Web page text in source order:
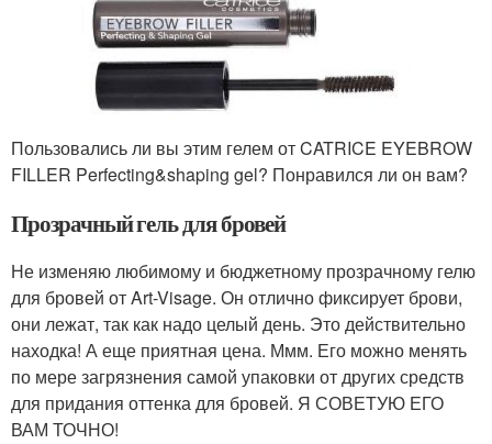
Пользовались ли вы этим гелем от CATRICE EYEBROW
FILLER Perfecting&shaping gel? Понравился ли он вам?
Прозрачный гель для бровей
Не изменяю любимому и бюджетному прозрачному гелю
для бровей от Art-Visage. Он отлично фиксирует брови,
они лежат, так как надо целый день. Это действительно
находка! А еще приятная цена. Ммм. Его можно менять
по мере загрязнения самой упаковки от других средств
для придания оттенка для бровей. Я СОВЕТУЮ ЕГО
ВАМ ТОЧНО!